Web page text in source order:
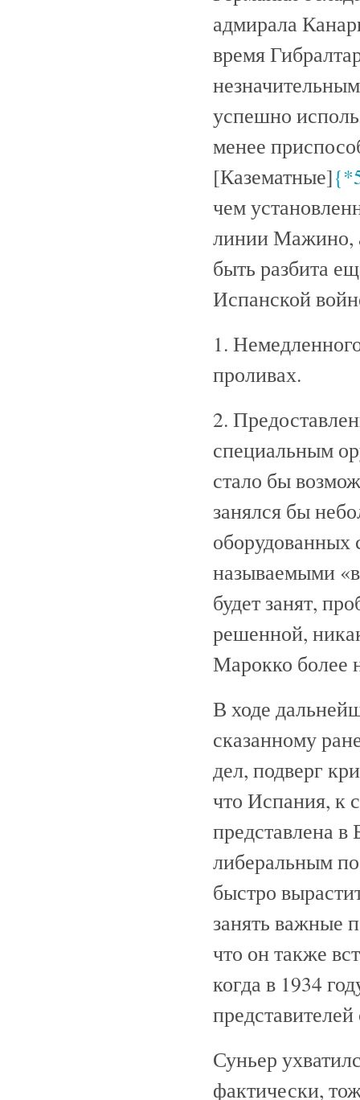
адмирала
время
успешно
менее
[Казематные]
чем
линии Мажино,
быть разбита
Испанской
1.
проливах.
2.
специальным
стало бы
занялся бы
называемыми
будет занят,
решенной,
Марокко более
В ходе
сказанному
дел, подверг
что Испания, к
представлена
либеральным
быстро
занять важные
что он также
когда в 1934
Суньер
фактически,